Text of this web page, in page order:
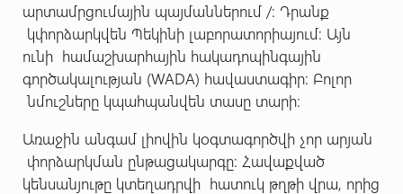
արտամրցումային պայմաններում /: Դրանք
կփորձարկվեն Պեկինի լաբորատորիայում: Այն
ունի համաշխարհային հակադոպինգային
գործակալության (WADA) հավաստագիր: Բոլոր
նմուշները կպահպանվեն տասը տարի։
Առաջին անգամ լիովին կօգտագործվի չոր արյան
փորձարկման ընթացակարգը: Հավաքված
կենսանյութը կտեղադրվի հատուկ թղթի վրա, որից